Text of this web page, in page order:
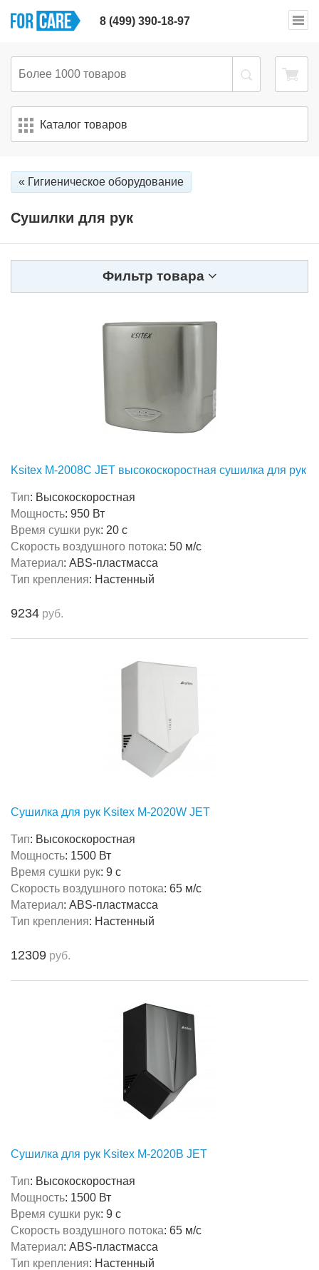
8 (499) 390-18-97
Каталог товаров
« Гигиеническое оборудование
Сушилки для рук
Фильтр товара
Ksitex M-2008C JET высокоскоростная сушилка для рук
Тип: Высокоскоростная
Мощность: 950 Вт
Время сушки рук: 20 с
Скорость воздушного потока: 50 м/с
Материал: ABS-пластмасса
Тип крепления: Настенный
9234 руб.
Сушилка для рук Ksitex M-2020W JET
Тип: Высокоскоростная
Мощность: 1500 Вт
Время сушки рук: 9 с
Скорость воздушного потока: 65 м/с
Материал: ABS-пластмасса
Тип крепления: Настенный
12309 руб.
Сушилка для рук Ksitex M-2020B JET
Тип: Высокоскоростная
Мощность: 1500 Вт
Время сушки рук: 9 с
Скорость воздушного потока: 65 м/с
Материал: ABS-пластмасса
Тип крепления: Настенный